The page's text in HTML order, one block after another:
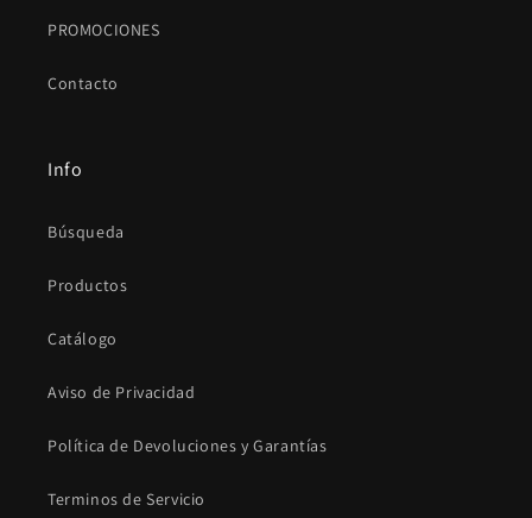
PROMOCIONES
Contacto
Info
Búsqueda
Productos
Catálogo
Aviso de Privacidad
Política de Devoluciones y Garantías
Terminos de Servicio